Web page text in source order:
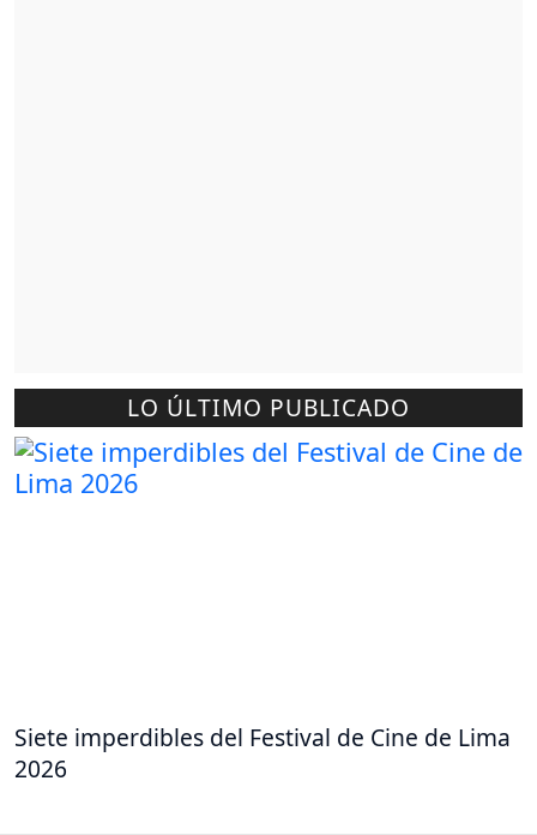
LO ÚLTIMO PUBLICADO
Siete imperdibles del Festival de Cine de Lima
2026